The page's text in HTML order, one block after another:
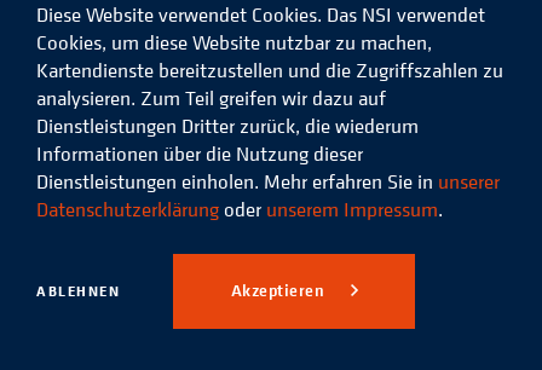
Das
NSI
Facebook
Das
NSI
auf
LinkedIn
Das
NSI
auf
Instagram
Das
Xing
© 2026 Niedersächsisches
Studieninstitut für kommunale
Verwaltung e.V.
Datenschutz Impressum
Diese Website verwendet Cookies. Das NSI verwendet
Cookies, um diese Website nutzbar zu machen,
Kartendienste bereitzustellen und die Zugriffszahlen zu
analysieren. Zum Teil greifen wir dazu auf
Dienstleistungen Dritter zurück, die wiederum
Informationen über die Nutzung dieser
Dienstleistungen einholen. Mehr erfahren Sie in unserer
Datenschutzerklärung oder unserem Impressum.
ABLEHNEN Akzeptieren